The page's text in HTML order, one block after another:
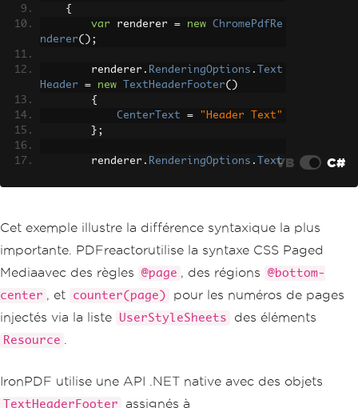
config
WriteAllBytes ( "document.p
result
{
var renderer = new
ChromePdfRe
nderer();
        renderer
. RenderingOptions .
Text
Header
= new TextHeaderFooter()
{
CenterText
=
"Header Text"
};
        renderer
. RenderingOptions .
Text
string html =
"<html><body><h1
>Document with Headers</h1><p>Content
here</p></body></html>"
var pdf = renderer . RenderHtmlA
}
}
VB C#
Cet exemple illustre la différence syntaxique la plus
importante. PDFreactorutilise la syntaxe CSS Paged
Mediaavec des règles
@page , des régions
@bottom-
center , et counter(page)
pour les numéros de pages
injectés via la liste
UserStyleSheets des éléments
Resource
IronPDF utilise une API .NET native avec des objets
TextHeaderFooter assignés à